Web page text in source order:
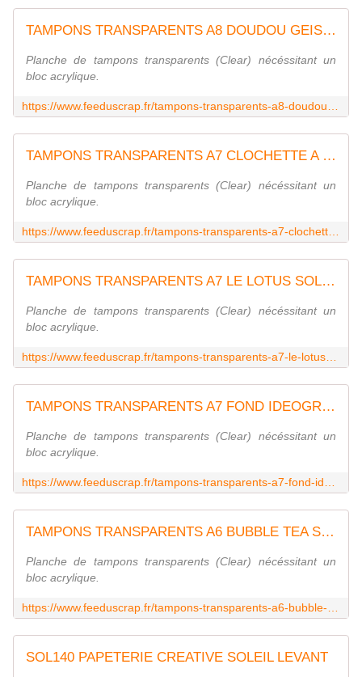
TAMPONS TRANSPARENTS A8 DOUDOU GEISHA SOL109
Planche de tampons transparents (Clear) nécéssitant un
bloc acrylique.
TAMPONS TRANSPARENTS A7 CLOCHETTE A VENT SOL114
Planche de tampons transparents (Clear) nécéssitant un
bloc acrylique.
TAMPONS TRANSPARENTS A7 LE LOTUS SOL115
Planche de tampons transparents (Clear) nécéssitant un
bloc acrylique.
TAMPONS TRANSPARENTS A7 FOND IDEOGRAMME SOL118
Planche de tampons transparents (Clear) nécéssitant un
bloc acrylique.
TAMPONS TRANSPARENTS A6 BUBBLE TEA SOL122
Planche de tampons transparents (Clear) nécéssitant un
bloc acrylique.
SOL140 PAPETERIE CREATIVE SOLEIL LEVANT